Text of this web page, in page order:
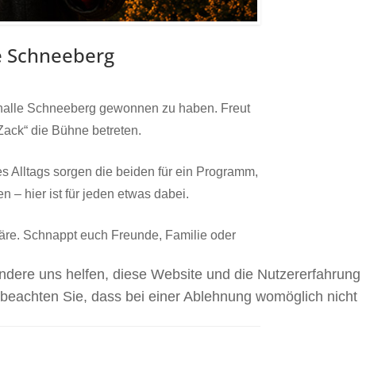
Schneeberg gewonnen zu haben. Freut
die Bühne betreten.
Alltags sorgen die beiden für ein Programm,
– hier ist für jeden etwas dabei.
Schnappt euch Freunde, Familie oder
uns helfen, diese Website und die Nutzererfahrung
Sie, dass bei einer Ablehnung womöglich nicht